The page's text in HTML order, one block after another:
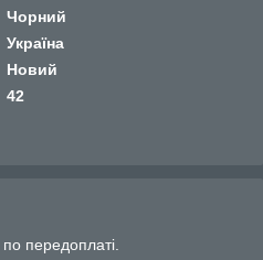
Чорний
Україна
Новий
42
передоплаті.